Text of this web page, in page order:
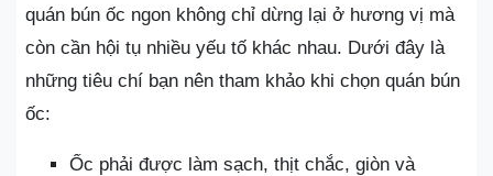
quán bún ốc ngon không chỉ dừng lại ở hương vị mà
còn cần hội tụ nhiều yếu tố khác nhau. Dưới đây là
những tiêu chí bạn nên tham khảo khi chọn quán bún
ốc:
Ốc phải được làm sạch, thịt chắc, giòn và